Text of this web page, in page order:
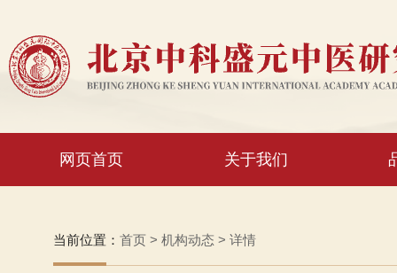
网页首页 关于我们
当前位置： 首页 > 机构动态 > 详情